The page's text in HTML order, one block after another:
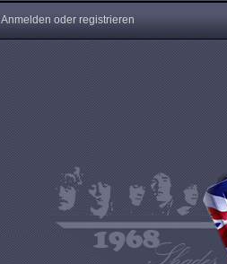
Anmelden oder registrieren